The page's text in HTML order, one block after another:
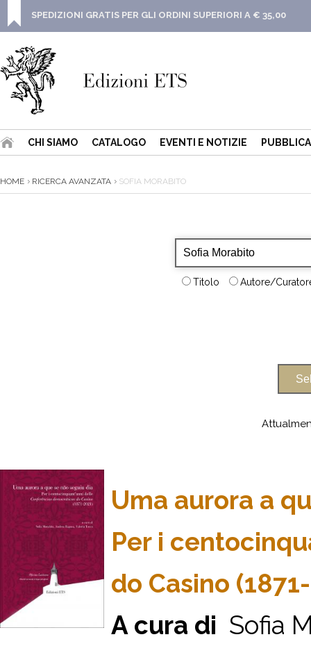
SPEDIZIONI GRATIS PER GLI ORDINI SUPERIORI A € 35,00
CHI SIAMO CATALOGO EVENTI E NOTIZIE
HOME RICERCA AVANZATA SOFIA MORABITO
Titolo Autore/
Uma aurora a
Per i
do Casino
A cura di Sofia